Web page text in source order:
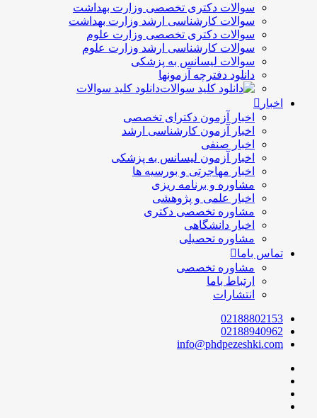
سوالات دکتری تخصصی وزارت بهداشت
سوالات کارشناسی ارشد وزارت بهداشت
سوالات دکتری تخصصی وزارت علوم
سوالات کارشناسی ارشد وزارت علوم
سوالات لیسانس به پزشکی
دانلود دفترچه آزمونها
دانلود کلید سوالات
اخبار
اخبار آزمون دکترای تخصصی
اخبار آزمون کارشناسی ارشد
اخبار صنفی
اخبار آزمون لیسانس به پزشکی
اخبار مهاجرتی و بورسیه ها
مشاوره و برنامه ریزی
اخبار علمی و پژوهشی
مشاوره تخصصی دکتری
اخبار دانشگاهی
مشاوره تحصیلی
تماس باما
مشاوره تخصصی
ارتباط باما
انتشارات
02188802153
02188940962
info@phdpezeshki.com